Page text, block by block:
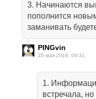
3. Начинаются
пополнится
заманивать
PINGvin
25 мая 2016, 09:31
1.
встречала,